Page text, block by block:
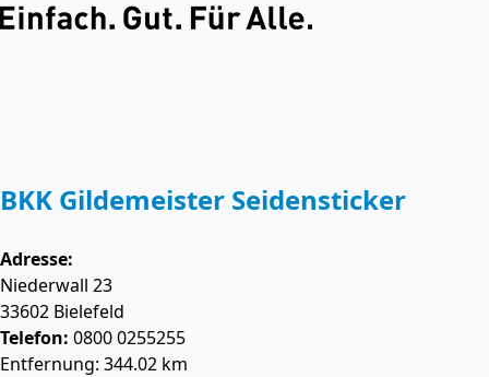
BKK Gildemeister Seidensticker
Adresse:
Niederwall 23
33602 Bielefeld
Telefon: 0800 0255255
Entfernung: 344.02 km